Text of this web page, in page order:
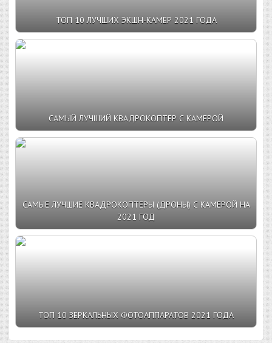
ТОП 10 ЛУЧШИХ ЭКШН-КАМЕР 2021 ГОДА
САМЫЙ ЛУЧШИЙ КВАДРОКОПТЕР С КАМЕРОЙ
САМЫЕ ЛУЧШИЕ КВАДРОКОПТЕРЫ (ДРОНЫ) С КАМЕРОЙ НА
2021 ГОД
ТОП 10 ЗЕРКАЛЬНЫХ ФОТОАППАРАТОВ 2021 ГОДА